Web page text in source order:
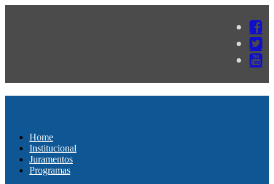
Home
Institucional
Juramentos
Programas